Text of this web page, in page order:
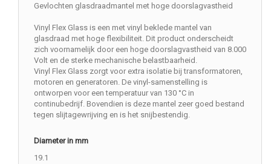
Gevlochten glasdraadmantel met hoge doorslagvastheid
Vinyl Flex Glass is een met vinyl beklede mantel van
glasdraad met hoge flexibiliteit. Dit product onderscheidt
zich voornamelijk door een hoge doorslagvastheid van 8.000
Volt en de sterke mechanische belastbaarheid.
Vinyl Flex Glass zorgt voor extra isolatie bij transformatoren,
motoren en generatoren. De vinyl-samenstelling is
ontworpen voor een temperatuur van 130 °C in
continubedrijf. Bovendien is deze mantel zeer goed bestand
tegen slijtagewrijving en is het snijbestendig.
Diameter in mm
19.1